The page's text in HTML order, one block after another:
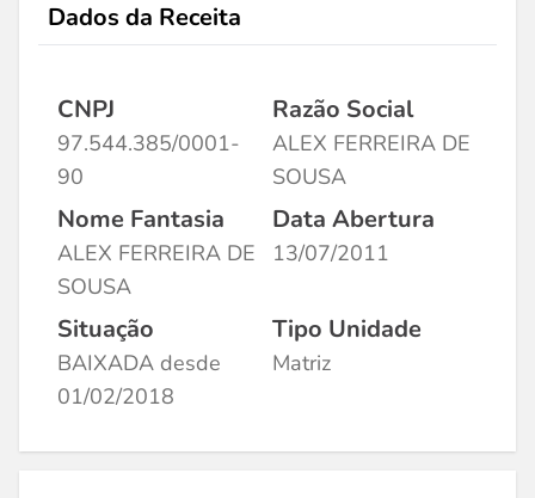
Dados da Receita
CNPJ
97.544.385/0001-
90
Razão Social
ALEX FERREIRA DE
SOUSA
Nome Fantasia
ALEX FERREIRA DE
SOUSA
Data Abertura
13/07/2011
Situação
BAIXADA desde
01/02/2018
Tipo Unidade
Matriz